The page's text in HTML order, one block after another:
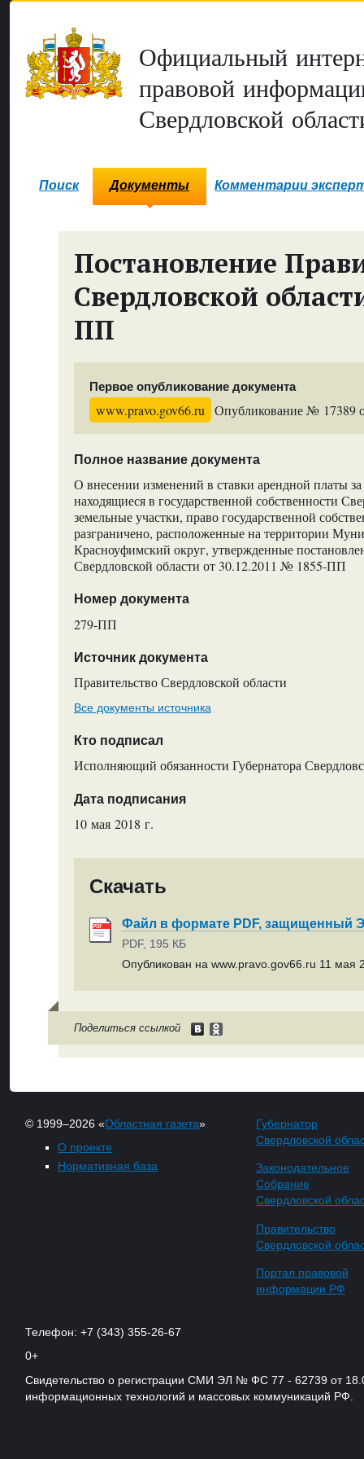
Официальный
правовой
Свердловской
Поиск Документы Комментарии
Постановление
Свердловской
ПП
Первое опубликование документа
www.pravo.gov66.ru Опубликование № 17389
Полное название документа
О внесении изменений в ставки арендной платы
находящиеся в государственной собственности
земельные участки, право государственной
разграничено, расположенные на территории
Красноуфимский округ, утвержденные
Свердловской области от 30.12.2011 № 1855-ПП
Номер документа
279-ПП
Источник документа
Правительство Свердловской области
Все документы источника
Кто подписал
Исполняющий обязанности Губернатора
Дата подписания
10 мая 2018 г.
Скачать
Файл в формате PDF, защищенный
PDF, 195 КБ
Опубликован на www.pravo.gov66.ru 11 мая
Поделиться ссылкой
© 1999–2026 «Областная газета»
О проекте
Нормативная база
Губернатор
Свердловской
Законодательное
Собрание
Свердловской
Правительство
Свердловской
Портал правовой
информации РФ
Телефон: +7 (343) 355-26-67
0+
Свидетельство о регистрации СМИ ЭЛ № ФС 77 - 62739 от
информационных технологий и массовых коммуникаций РФ.